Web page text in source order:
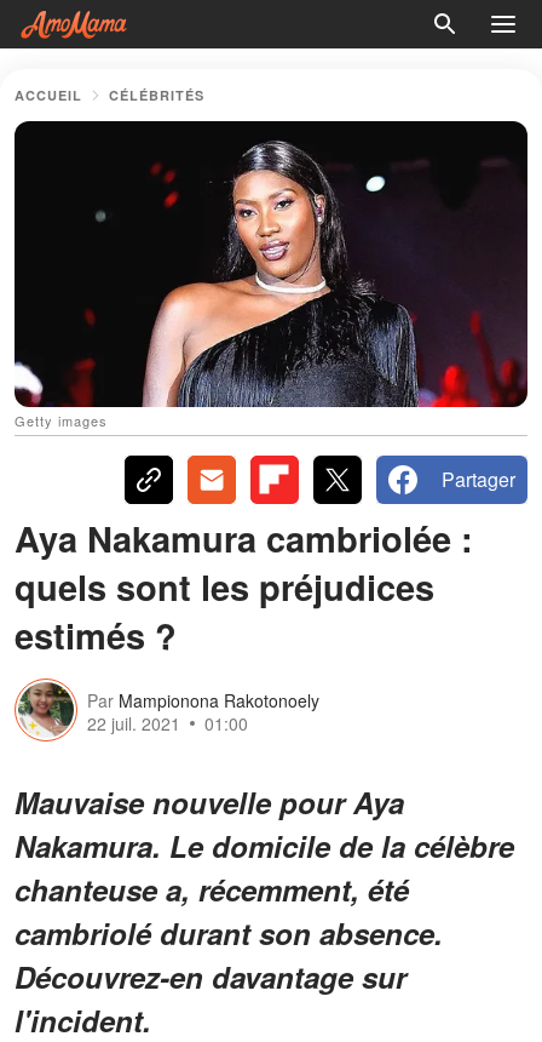
ACCUEIL CÉLÉBRITÉS
Getty images
Partager
Aya Nakamura cambriolée :
quels sont les préjudices
estimés ?
Par Mampionona Rakotonoely
22 juil. 2021
01:00
Mauvaise nouvelle pour Aya
Nakamura. Le domicile de la célèbre
chanteuse a, récemment, été
cambriolé durant son absence.
Découvrez-en davantage sur
l'incident.